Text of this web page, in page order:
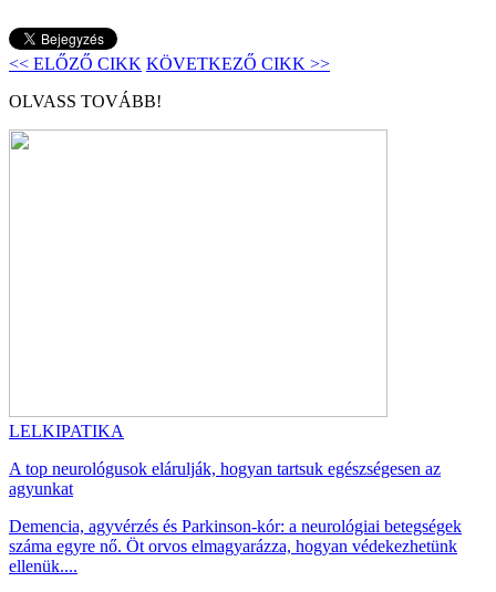
<< ELŐZŐ CIKK KÖVETKEZŐ CIKK >>
OLVASS TOVÁBB!
LELKIPATIKA
A top neurológusok elárulják, hogyan tartsuk egészségesen az
agyunkat
Demencia, agyvérzés és Parkinson-kór: a neurológiai betegségek
száma egyre nő. Öt orvos elmagyarázza, hogyan védekezhetünk
ellenük....